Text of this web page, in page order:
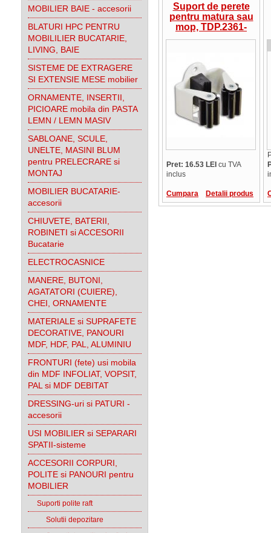
MOBILIER BAIE - accesorii
BLATURI HPC PENTRU
MOBILILIER BUCATARIE,
LIVING, BAIE
SISTEME DE EXTRAGERE
SI EXTENSIE MESE mobilier
ORNAMENTE, INSERTII,
PICIOARE mobila din PASTA
LEMN / LEMN MASIV
SABLOANE, SCULE,
UNELTE, MASINI BLUM
pentru PRELECRARE si
MONTAJ
MOBILIER BUCATARIE-
accesorii
CHIUVETE, BATERII,
ROBINETI si ACCESORII
Bucatarie
ELECTROCASNICE
MANERE, BUTONI,
AGATATORI (CUIERE),
CHEI, ORNAMENTE
MATERIALE si SUPRAFETE
DECORATIVE, PANOURI
MDF, HDF, PAL, ALUMINIU
FRONTURI (fete) usi mobila
din MDF INFOLIAT, VOPSIT,
PAL si MDF DEBITAT
DRESSING-uri si PATURI -
accesorii
USI MOBILIER si SEPARARI
SPATII-sisteme
ACCESORII CORPURI,
POLITE si PANOURI pentru
MOBILIER
Suporti polite raft
Solutii depozitare
Suport de perete
pentru matura sau
mop, TDP.2361-
50PB1A
Pret: 16.53 LEI cu TVA
inclus
Cumpara Detalii produs